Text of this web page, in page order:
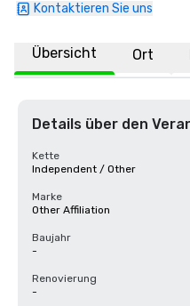
Kontaktieren Sie uns
Übersicht Ort
Details über den
Kette
Independent / Other
Marke
Other Affiliation
Baujahr
-
Renovierung
-